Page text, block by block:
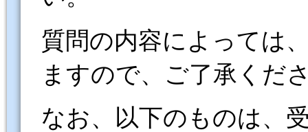
質問の内容によっては
ますので、ご了承くだ
なお、以下のものは、